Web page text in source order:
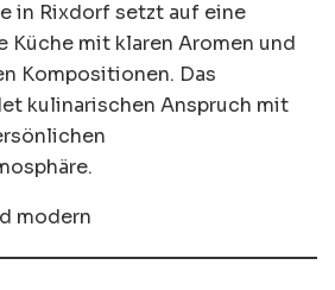
in Rixdorf setzt auf eine
Küche mit klaren Aromen und
Kompositionen. Das
kulinarischen Anspruch mit
modern